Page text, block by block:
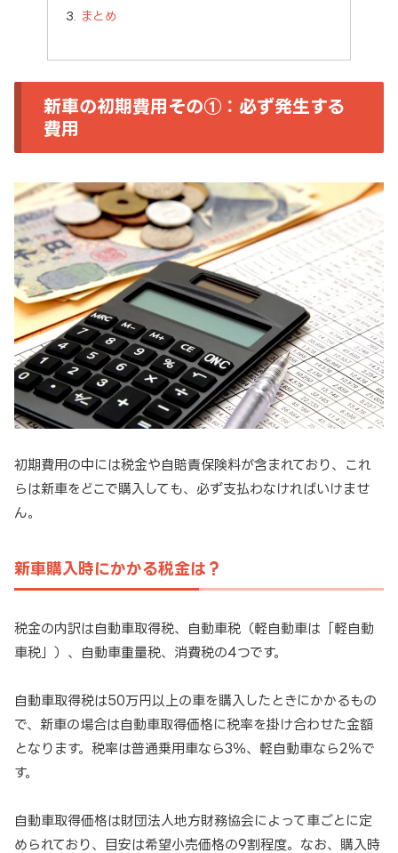
まとめ
新車の初期費用その①：必ず発生する
費用
初期費用の中には税金や自賠責保険料が含まれており、これ
らは新車をどこで購入しても、必ず支払わなければいけませ
ん。
新車購入時にかかる税金は？
税金の内訳は自動車取得税、自動車税（軽自動車は「軽自動
車税」）、自動車重量税、消費税の4つです。
自動車取得税は50万円以上の車を購入したときにかかるもの
で、新車の場合は自動車取得価格に税率を掛け合わせた金額
となります。税率は普通乗用車なら3％、軽自動車なら2％で
す。
自動車取得価格は財団法人地方財務協会によって車ごとに定
められており、目安は希望小売価格の9割程度。なお、購入時